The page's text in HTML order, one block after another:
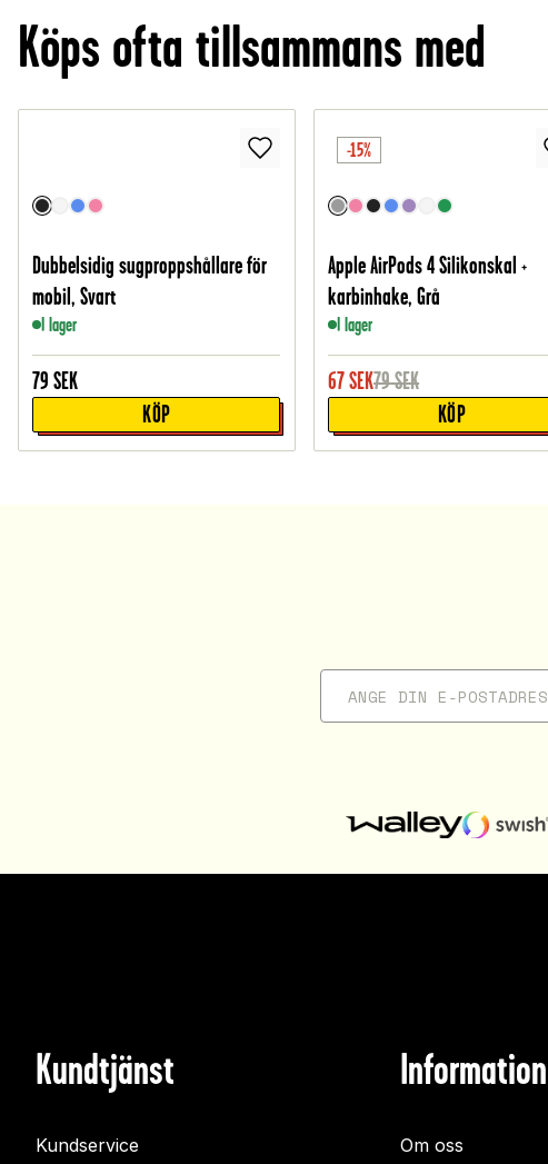
Köps ofta tillsammans med
Dubbelsidig sugproppshållare för
mobil, Svart
I lager
79 SEK
KÖP
-15%
Apple AirPods 4 Silikonskal +
karbinhake, Grå
I lager
67SEK79SEK
KÖP
Kundtjänst
Kundservice
Information
Om oss